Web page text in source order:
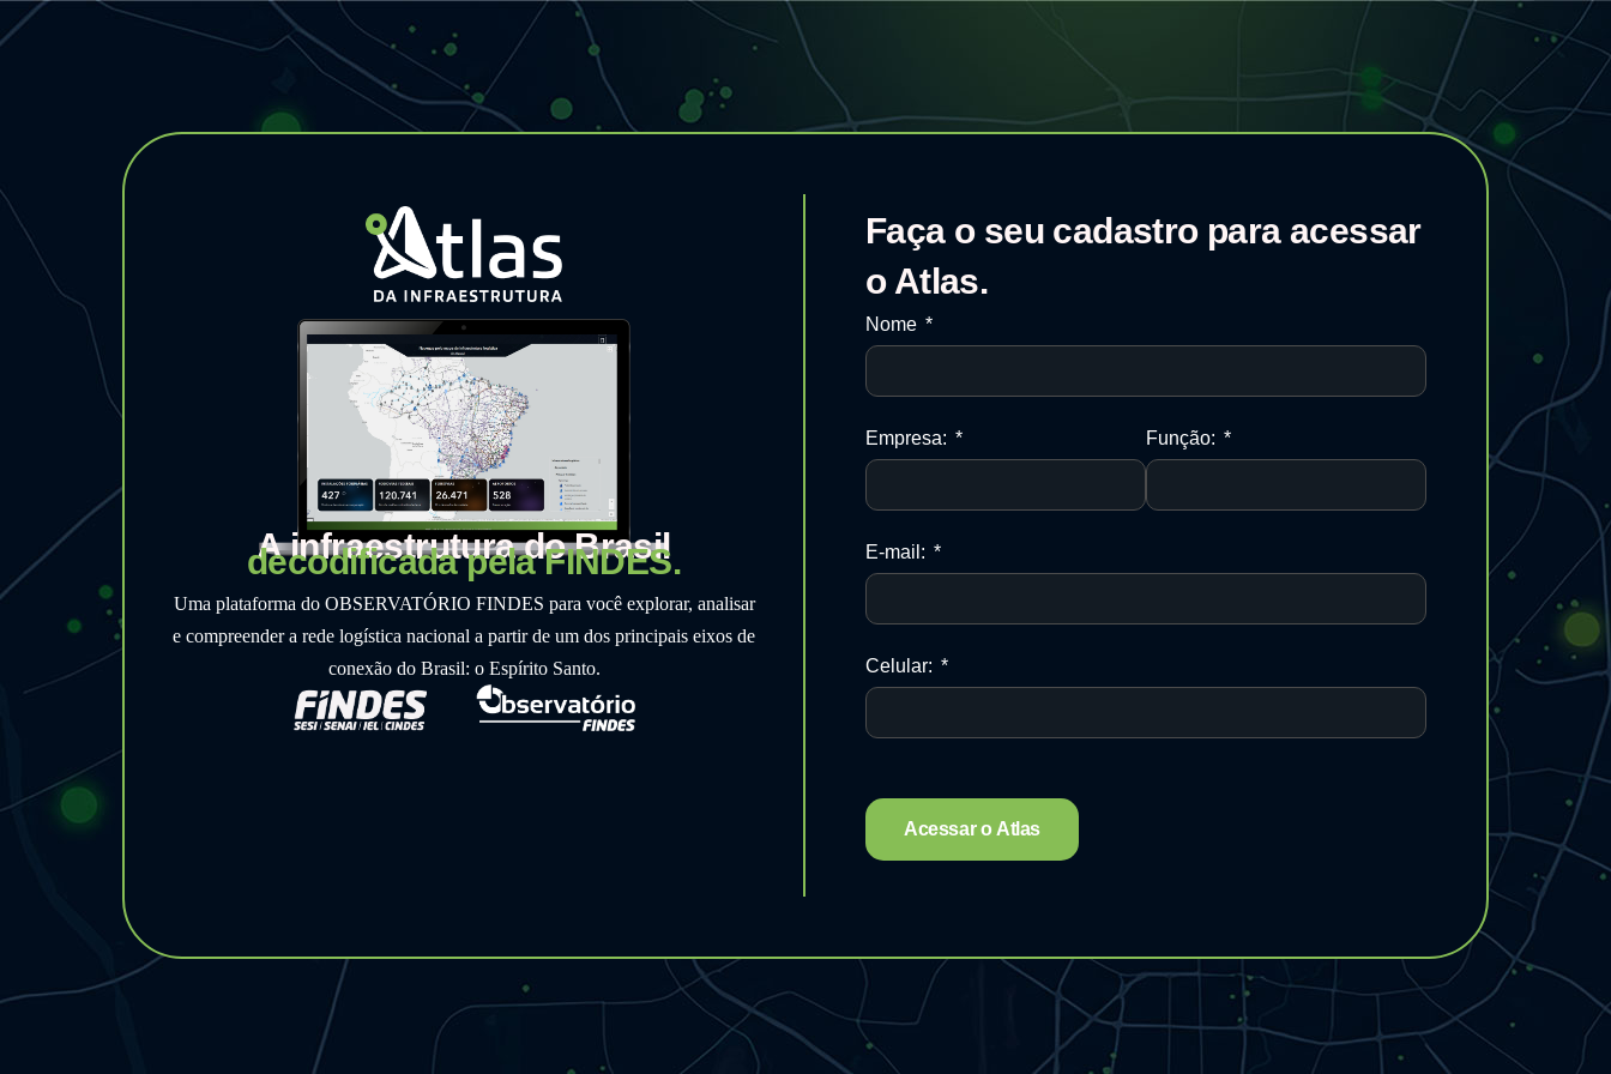
A infraestrutura do Brasil
decodificada pela FINDES.
Uma plataforma do OBSERVATÓRIO FINDES para você explorar, analisar
e compreender a rede logística nacional a partir de um dos principais eixos de
conexão do Brasil: o Espírito Santo.
Faça o seu cadastro para acessar
o Atlas.
Nome
Empresa: Função:
E-mail:
Celular:
Acessar o Atlas